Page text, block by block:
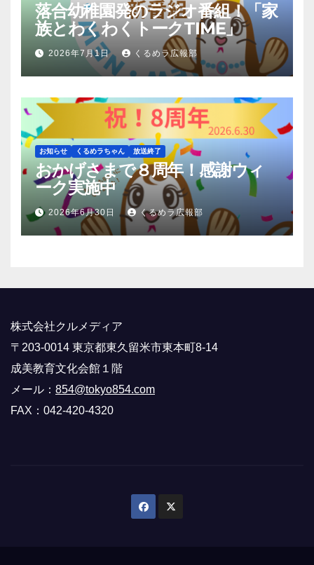
落合幼稚園発のラジオ番組！「家
族とわくわくトークTIME」
2026年7月1日 くるめラ広報部
お知らせ くるめラちゃん 放送終了
おかげさまで８周年！感謝ウィ
ーク実施中
2026年6月30日 くるめラ広報部
株式会社クルメディア
〒203-0014 東京都東久留米市東本町8-14
成美教育文化会館１階
メール： 854@tokyo854.com
FAX：042-420-4320